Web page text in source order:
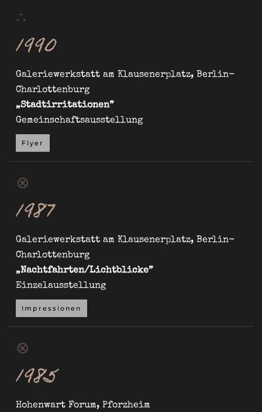
∴
1990
Galeriewerkstatt am Klausenerplatz, Berlin-
Charlottenburg
„Stadtirritationen”
Gemeinschaftsausstellung
Flyer
⊗
1987
Galeriewerkstatt am Klausenerplatz, Berlin-
Charlottenburg
„Nachtfahrten/Lichtblicke”
Einzelausstellung
Impressionen
⊗
1985
Hohenwart Forum, Pforzheim